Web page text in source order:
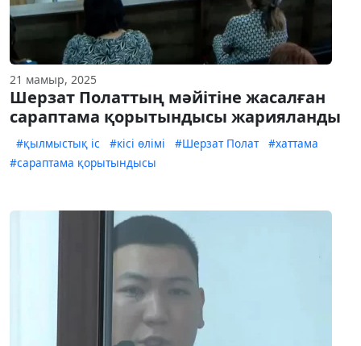
21 мамыр, 2025
Шерзат Полаттың мәйітіне жасалған
сараптама қорытындысы жарияланды
#қылмыстық іс #кісі өлімі #Шерзат Полат
#хаттама
#сараптама қорытындысы